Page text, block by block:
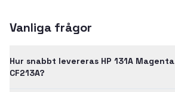
Vanliga frågor
Hur snabbt levereras HP 131A
CF213A?